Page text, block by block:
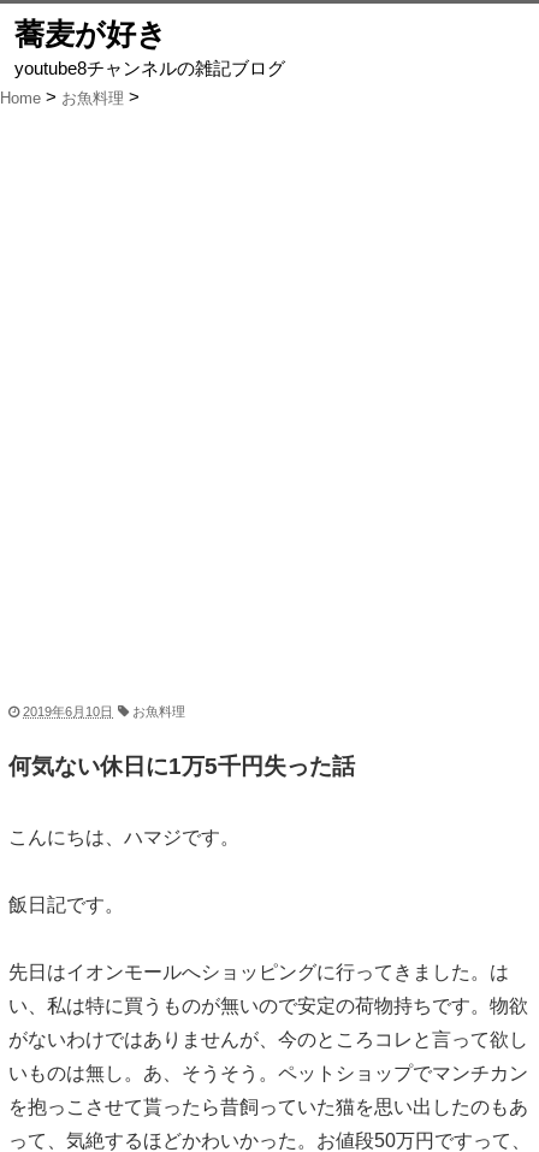
蕎麦が好き
youtube8チャンネルの雑記ブログ
Home お魚料理
2019年6月10日 お魚料理
何気ない休日に1万5千円失った話
こんにちは、ハマジです。
飯日記です。
先日はイオンモールへショッピングに行ってきました。は
い、私は特に買うものが無いので安定の荷物持ちです。物欲
がないわけではありませんが、今のところコレと言って欲し
いものは無し。あ、そうそう。ペットショップでマンチカン
を抱っこさせて貰ったら昔飼っていた猫を思い出したのもあ
って、気絶するほどかわいかった。お値段50万円ですって、